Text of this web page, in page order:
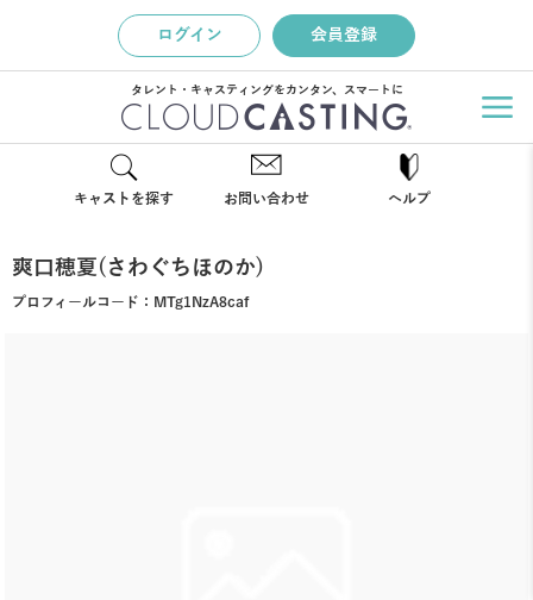
ログイン 会員登録
タレント・キャスティングをカンタン、スマートに
キャストを探す お問い合わせ ヘルプ
爽口穂夏(さわぐちほのか)
プロフィールコード： MTg1NzA8caf